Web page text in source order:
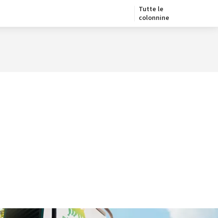
Tutte le
colonnine